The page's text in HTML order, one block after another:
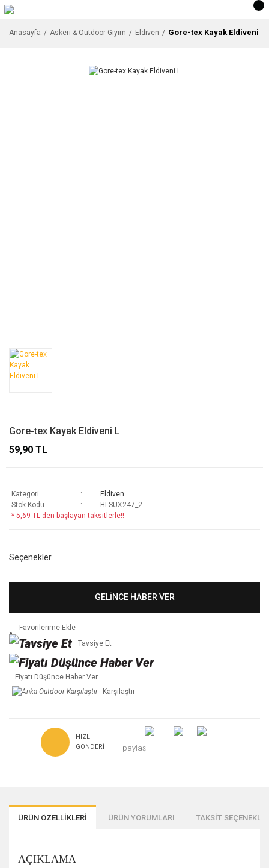
Anasayfa Askeri & Outdoor Giyim Eldiven Gore-tex Kayak Eldiveni L
Gore-tex Kayak Eldiveni L
59,90 TL
Kategori
Eldiven
Stok Kodu
HLSUX247_2
* 5,69 TL den başlayan taksitlerle!!
Seçenekler
GELİNCE HABER VER
Tavsiye Et
Fiyatı Düşünce Haber Ver
Karşılaştır
HIZLI
GÖNDERI
paylaş
ÜRÜN ÖZELLİKLERİ ÜRÜN YORUMLARI TAKSİT
AÇIKLAMA